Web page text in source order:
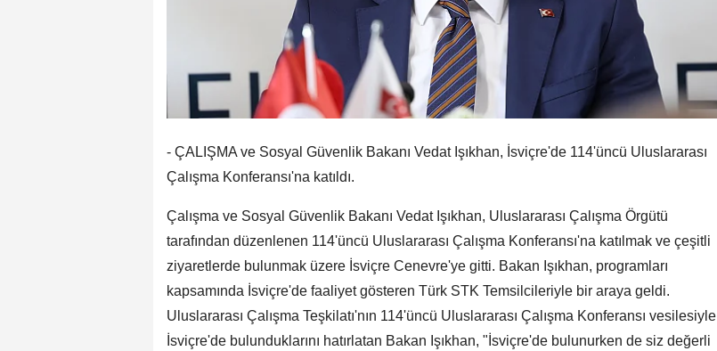
- ÇALIŞMA ve Sosyal Güvenlik Bakanı Vedat Işıkhan, İsviçre'de 114'üncü Uluslararası
Çalışma Konferansı'na katıldı.
Çalışma ve Sosyal Güvenlik Bakanı Vedat Işıkhan, Uluslararası Çalışma Örgütü
tarafından düzenlenen 114'üncü Uluslararası Çalışma Konferansı'na katılmak ve çeşitli
ziyaretlerde bulunmak üzere İsviçre Cenevre'ye gitti. Bakan Işıkhan, programları
kapsamında İsviçre'de faaliyet gösteren Türk STK Temsilcileriyle bir araya geldi.
Uluslararası Çalışma Teşkilatı'nın 114'üncü Uluslararası Çalışma Konferansı vesilesiyle
İsviçre'de bulunduklarını hatırlatan Bakan Işıkhan, "İsviçre'de bulunurken de siz değerli